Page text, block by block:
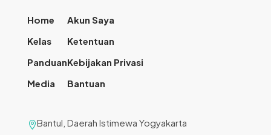
Home
Kelas
Panduan
Media
Akun Saya
Ketentuan
Kebijakan Privasi
Bantuan
Bantul, Daerah Istimewa Yogyakarta